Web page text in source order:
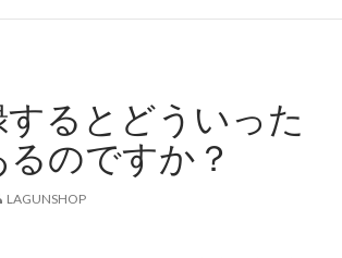
るとどういった
のですか？
LAGUNSHOP